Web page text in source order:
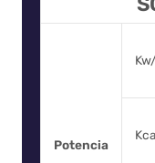
Potencia